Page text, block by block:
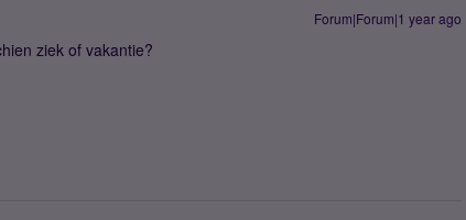
Forum|Forum|1 year ago
ziek of vakantie?